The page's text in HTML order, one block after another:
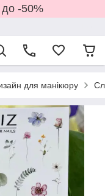
-50%
для манікюру